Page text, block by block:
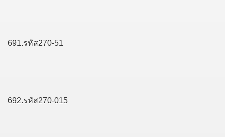
691.รหัส270-51
692.รหัส270-015